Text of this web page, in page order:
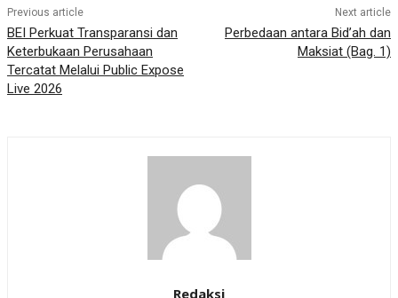
Previous article
BEI Perkuat Transparansi dan
Keterbukaan Perusahaan
Tercatat Melalui Public Expose
Live 2026
Next article
Perbedaan antara Bid’ah dan
Maksiat (Bag. 1)
Redaksi